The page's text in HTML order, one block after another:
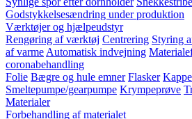
Godstykkelsesændring under produktion
Værktøjer og hjælpeudstyr
Rengøring af værktøj Centrering Styring
af varme Automatisk indvejning
coronabehandling
Folie Bægre og hule emner Flasker
Smeltepumpe/gearpumpe Krympeprøve
Materialer
Forbehandling af materialet